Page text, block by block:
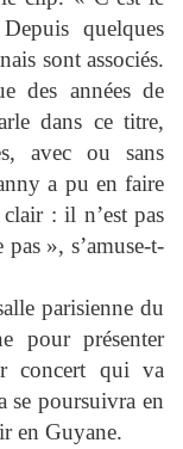
quelques
sont associés.
des années de
dans ce titre,
avec ou sans
a pu en faire
: il n’est pas
», s’amuse-t-
parisienne du
pour présenter
concert qui va
se poursuivra en
en Guyane.